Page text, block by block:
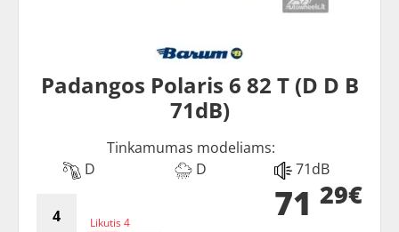
Padangos Polaris 6 82 T (D D B
71dB)
Tinkamumas modeliams:
D
D 71dB
Likutis 4 71 29€